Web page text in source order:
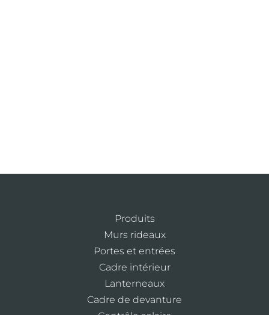
Produits
Murs rideaux
Portes et entrées
Cadre intérieur
Lanterneaux
Cadre de devanture